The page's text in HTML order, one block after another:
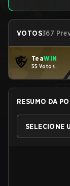
VOTOS367
TeaWIN
55 Votos
RESUMO DA
SELECIONE